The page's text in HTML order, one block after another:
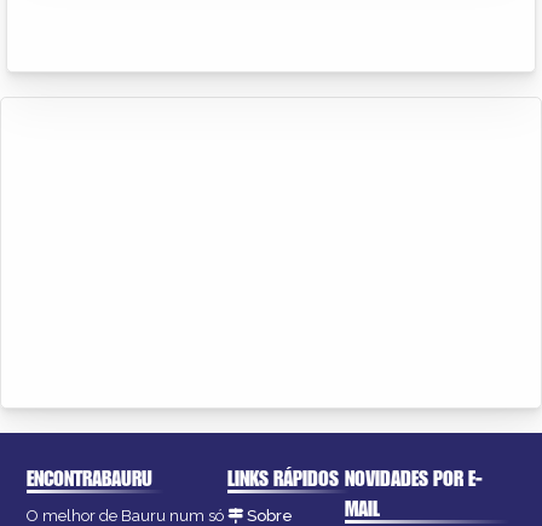
ENCONTRABAURU
O melhor de Bauru num só
LINKS RÁPIDOS
Sobre
NOVIDADES POR E-
MAIL